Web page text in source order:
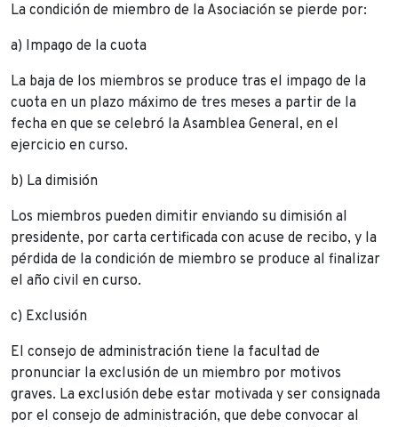
La condición de miembro de la Asociación se pierde por:
a) Impago de la cuota
La baja de los miembros se produce tras el impago de la
cuota en un plazo máximo de tres meses a partir de la
fecha en que se celebró la Asamblea General, en el
ejercicio en curso.
b) La dimisión
Los miembros pueden dimitir enviando su dimisión al
presidente, por carta certificada con acuse de recibo, y la
pérdida de la condición de miembro se produce al finalizar
el año civil en curso.
c) Exclusión
El consejo de administración tiene la facultad de
pronunciar la exclusión de un miembro por motivos
graves. La exclusión debe estar motivada y ser consignada
por el consejo de administración, que debe convocar al